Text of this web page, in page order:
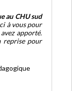
au CHU sud
à vous pour
apporté.
reprise pour